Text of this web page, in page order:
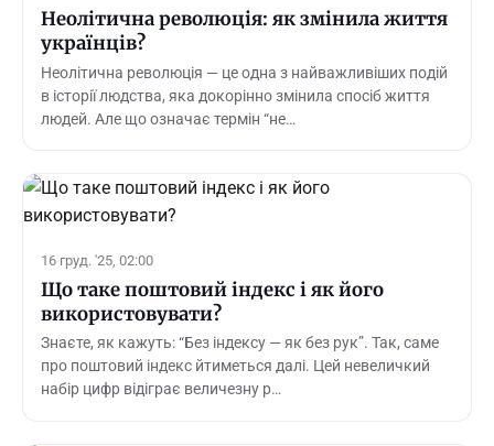
Неолітична революція: як змінила життя
українців?
Неолітична революція — це одна з найважливіших подій
в історії людства, яка докорінно змінила спосіб життя
людей. Але що означає термін “не…
16 груд. '25, 02:00
Що таке поштовий індекс і як його
використовувати?
Знаєте, як кажуть: “Без індексу — як без рук”. Так, саме
про поштовий індекс йтиметься далі. Цей невеличкий
набір цифр відіграє величезну р…